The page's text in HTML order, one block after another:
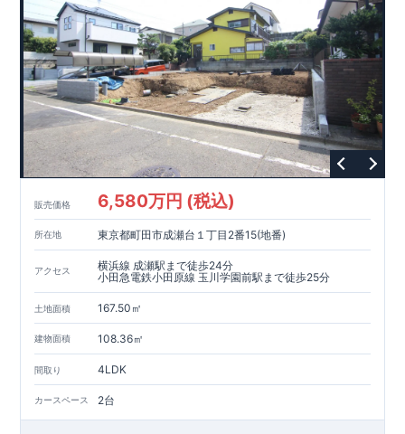
販売価格 6,580万円 (税込)
所在地 東京都町田市成瀬台１丁目2番15(地番)
アクセス
横浜線 成瀬駅まで徒歩24分
小田急電鉄小田原線 玉川学園前駅まで徒歩25分
土地面積 167.50㎡
建物面積 108.36㎡
間取り 4LDK
カースペース 2台